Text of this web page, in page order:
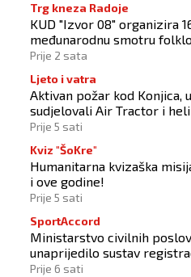
Trg kneza Radoje
KUD "Izvor 08" organizira
međunarodnu smotru
2026"
Prije 2 sata
Ljeto i vatra
Aktivan požar kod Konjica,
sudjelovali Air Tractor i
a BiH
Prije 5 sati
Kviz "ŠoKre"
Humanitarna kvizaška
i ove godine!
Prije 5 sati
SportAccord
Ministarstvo civilnih
unaprijedilo sustav
sportskih organizacija
Prije 6 sati